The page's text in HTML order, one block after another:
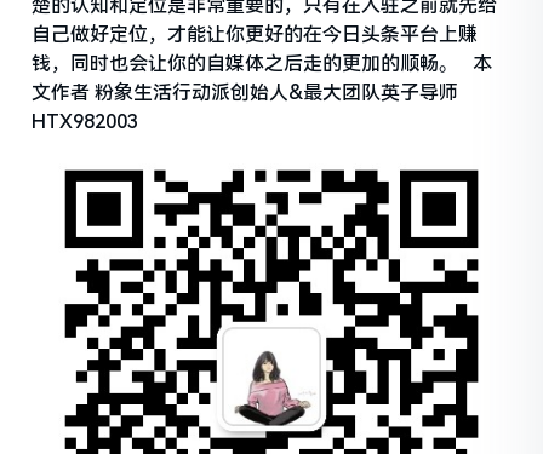
楚的认知和定位是非常重要的，只有在入驻之前就先给
自己做好定位，才能让你更好的在今日头条平台上赚
钱，同时也会让你的自媒体之后走的更加的顺畅。 本
文作者 粉象生活行动派创始人&最大团队英子导师
HTX982003